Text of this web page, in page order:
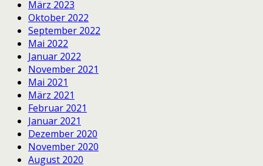
März 2023
Oktober 2022
September 2022
Mai 2022
Januar 2022
November 2021
Mai 2021
März 2021
Februar 2021
Januar 2021
Dezember 2020
November 2020
August 2020